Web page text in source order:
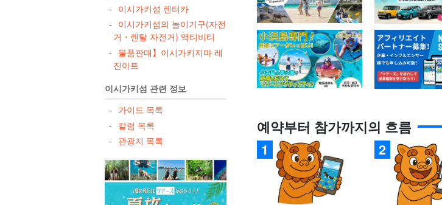
이시가키섬 렌터카
이시가키섬의 놀이기구(자전
거・렌탈 자전거) 액티비티
물품판매】이시가키지마 레
진아트
이시가키섬 관련 정보
가이드 목록
칼럼 목록
관광지 목록
예약부터 참가까지의 흐름